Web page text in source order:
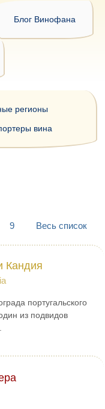
Блог Винофана
9 Весь список
Кандия
португальского
из подвидов
регионы
вина